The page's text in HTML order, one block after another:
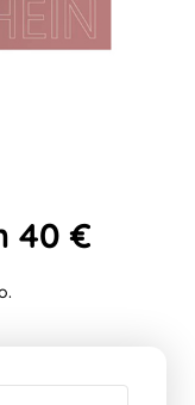
40 €